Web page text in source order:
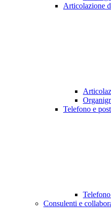
Articolazione
Telefono e
Consulenti e